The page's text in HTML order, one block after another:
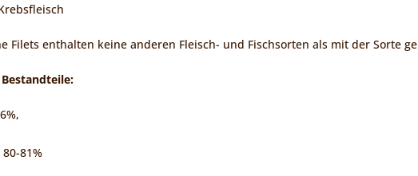
Filets enthalten keine anderen Fleisch- und Fischsorten als mit der Sorte
81%